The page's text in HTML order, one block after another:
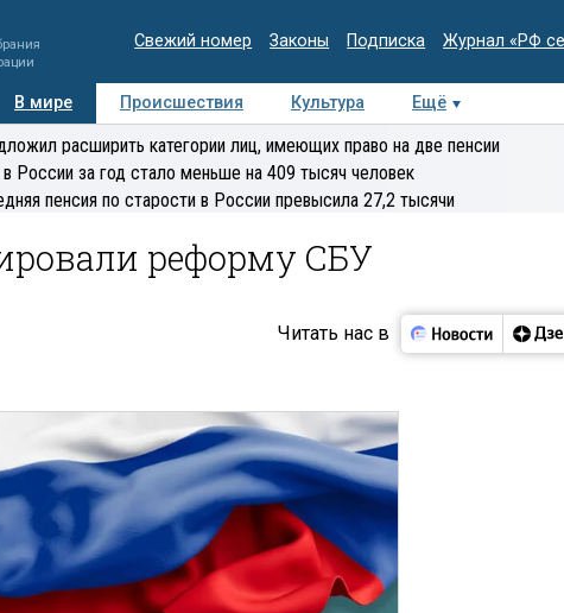
Свежий номер Законы Подписка Журнал «РФ
В мире Происшествия Культура
Ещё
Медиацентр Интервью Колумнисты
расширить категории лиц, имеющих право на две пенсии
России за год стало меньше на 409 тысяч человек
пенсия по старости в России превысила 27,2 тысячи
реформу СБУ
Читать нас в